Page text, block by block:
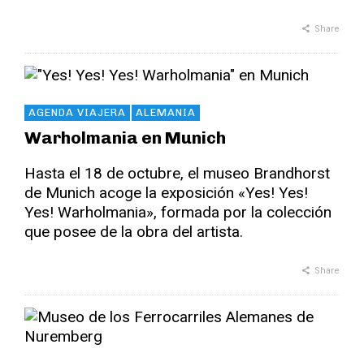
Share
AGENDA VIAJERA ALEMANIA
Warholmania en Munich
Hasta el 18 de octubre, el museo Brandhorst
de Munich acoge la exposición «Yes! Yes!
Yes! Warholmania», formada por la colección
que posee de la obra del artista.
Share